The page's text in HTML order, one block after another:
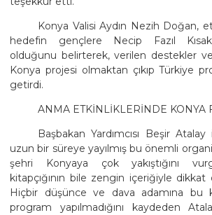
Konya Valisi Aydın Nezih Doğan,
hedefin gençlere Necip Fazıl
olduğunu belirterek, verilen destekler
Konya projesi olmaktan çıkıp Türkiye
getirdi.
ANMA ETKİNLİKLERİNDE KONYA
Başbakan Yardımcısı Beşir Atalay
uzun bir süreye yayılmış bu önemli
şehri Konyaya çok yakıştığını
kitapçığının bile zengin içeriğiyle
Hiçbir düşünce ve dava adamına bu
program yapılmadığını kaydeden